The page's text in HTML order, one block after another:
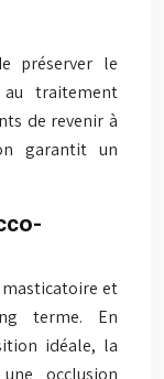
préserver le
traitement
de revenir à
garantit un
et
terme. En
idéale, la
occlusion